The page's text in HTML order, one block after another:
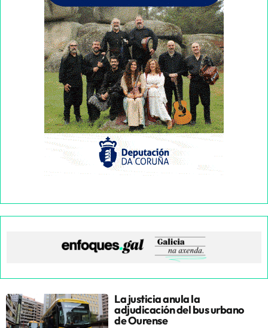
La justicia anula la
adjudicación del bus urbano
de Ourense